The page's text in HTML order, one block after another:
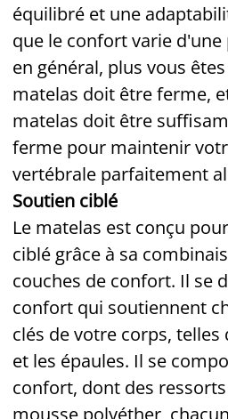
équilibré et une
que le confort varie
en général, plus vous
matelas doit être ferme,
matelas doit être
ferme pour maintenir
vertébrale parfaitement
Soutien ciblé
Le matelas est conçu
ciblé grâce à sa
couches de confort. Il se
confort qui soutiennent
clés de votre corps,
et les épaules. Il se
confort, dont des
mousse polyéther,